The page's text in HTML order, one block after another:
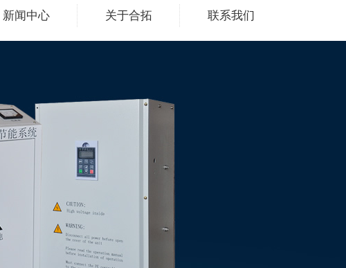
新闻中心
常见问题
关于合拓
荣誉证书
联系我们